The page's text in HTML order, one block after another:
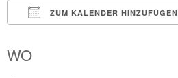
ZUM KALENDER HINZUFÜGEN
WO